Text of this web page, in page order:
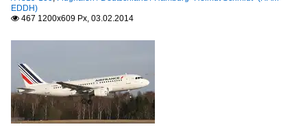
EDDH)
 467 1200x609 Px, 03.02.2014